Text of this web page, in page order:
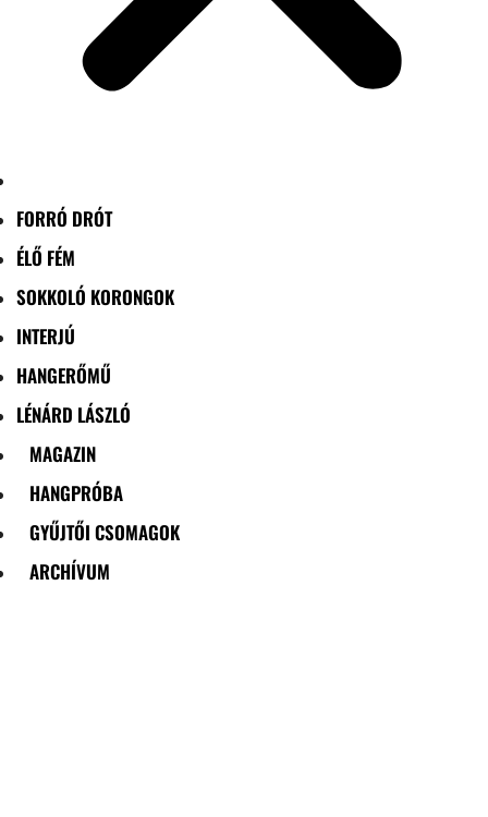
FORRÓ DRÓT
ÉLŐ FÉM
SOKKOLÓ KORONGOK
INTERJÚ
HANGERŐMŰ
LÉNÁRD LÁSZLÓ
MAGAZIN
HANGPRÓBA
GYŰJTŐI CSOMAGOK
ARCHÍVUM